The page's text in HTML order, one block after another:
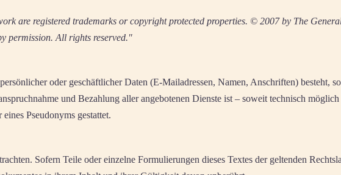
are registered trademarks or copyright protected properties. © 2007 by The
permission. All rights reserved."
oder geschäftlicher Daten (E-Mailadressen, Namen, Anschriften) besteht,
und Bezahlung aller angebotenen Dienste ist – soweit technisch
Pseudonyms gestattet.
Sofern Teile oder einzelne Formulierungen dieses Textes der geltenden